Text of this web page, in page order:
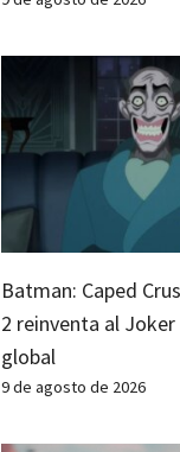
Batman: Caped
2 reinventa al Joker
global
9 de agosto de 2026